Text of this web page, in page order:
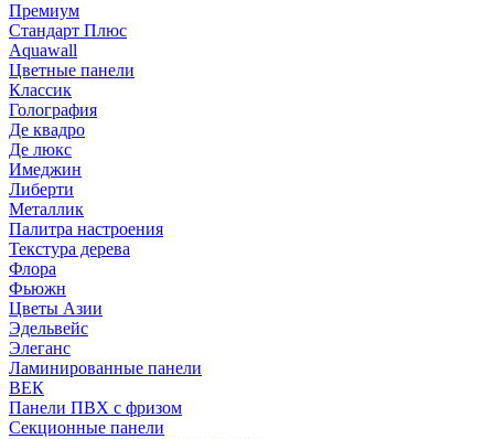
Премиум
Стандарт Плюс
Aquawall
Цветные панели
Классик
Голография
Де квадро
Де люкс
Имеджин
Либерти
Металлик
Палитра настроения
Текстура дерева
Флора
Фьюжн
Цветы Азии
Эдельвейс
Элеганс
Ламинированные панели
ВЕК
Панели ПВХ с фризом
Секционные панели